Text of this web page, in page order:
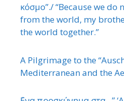
κόσμο”./ “Because we
from the world, my
the world together.”
A Pilgrimage to the
Mediterranean and the